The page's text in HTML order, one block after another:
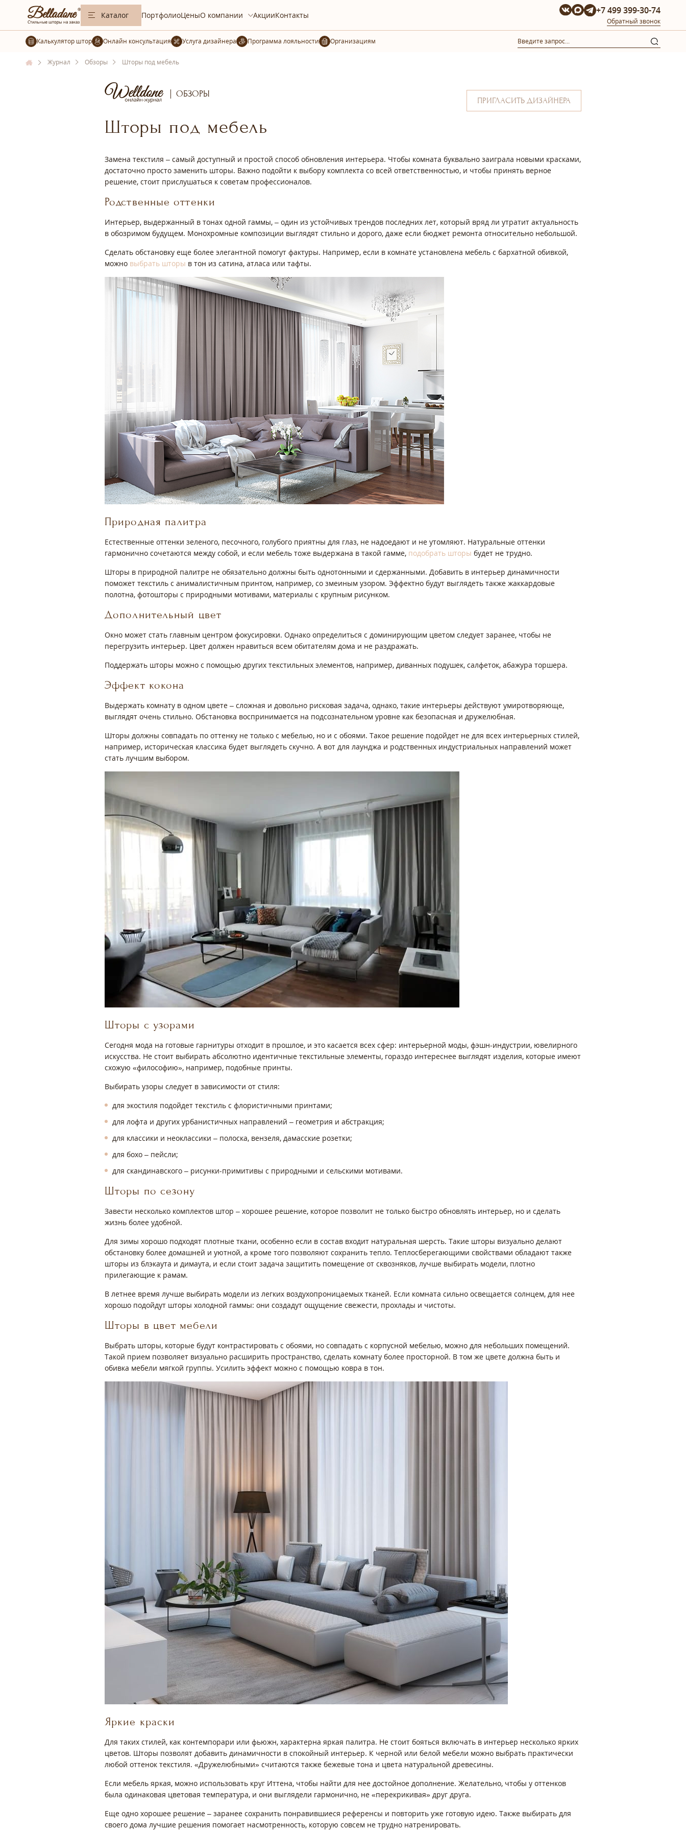
Каталог ПортфолиоЦеныО компании АкцииКонтакты +7 499 399-30-74
Обратный звонок
Калькулятор штор Услуга дизайнера Организациям
Журнал Обзоры Шторы под мебель
ОБЗОРЫ
ПРИГЛАСИТЬ ДИЗАЙНЕРА
Шторы под мебель
Замена текстиля – самый доступный и простой способ обновления интерьера. Чтобы комната буквально заиграла новыми красками,
достаточно просто заменить шторы. Важно подойти к выбору комплекта со всей ответственностью, и чтобы принять верное
решение, стоит прислушаться к советам профессионалов.
Родственные оттенки
Интерьер, выдержанный в тонах одной гаммы, – один из устойчивых трендов последних лет, который вряд ли утратит актуальность
в обозримом будущем. Монохромные композиции выглядят стильно и дорого, даже если бюджет ремонта относительно небольшой.
Сделать обстановку еще более элегантной помогут фактуры. Например, если в комнате установлена мебель с бархатной обивкой,
можно выбрать шторы в тон из сатина, атласа или тафты.
Природная палитра
Естественные оттенки зеленого, песочного, голубого приятны для глаз, не надоедают и не утомляют. Натуральные оттенки
гармонично сочетаются между собой, и если мебель тоже выдержана в такой гамме, подобрать шторы будет не трудно.
Шторы в природной палитре не обязательно должны быть однотонными и сдержанными. Добавить в интерьер динамичности
поможет текстиль с анималистичным принтом, например, со змеиным узором. Эффектно будут выглядеть также жаккардовые
полотна, фотошторы с природными мотивами, материалы с крупным рисунком.
Дополнительный цвет
Окно может стать главным центром фокусировки. Однако определиться с доминирующим цветом следует заранее, чтобы не
перегрузить интерьер. Цвет должен нравиться всем обитателям дома и не раздражать.
Поддержать шторы можно с помощью других текстильных элементов, например, диванных подушек, салфеток, абажура торшера.
Эффект кокона
Выдержать комнату в одном цвете – сложная и довольно рисковая задача, однако, такие интерьеры действуют умиротворяюще,
выглядят очень стильно. Обстановка воспринимается на подсознательном уровне как безопасная и дружелюбная.
Шторы должны совпадать по оттенку не только с мебелью, но и с обоями. Такое решение подойдет не для всех интерьерных стилей,
например, историческая классика будет выглядеть скучно. А вот для лаунджа и родственных индустриальных направлений может
стать лучшим выбором.
Шторы с узорами
Сегодня мода на готовые гарнитуры отходит в прошлое, и это касается всех сфер: интерьерной моды, фэшн-индустрии, ювелирного
искусства. Не стоит выбирать абсолютно идентичные текстильные элементы, гораздо интереснее выглядят изделия, которые имеют
схожую «философию», например, подобные принты.
Выбирать узоры следует в зависимости от стиля:
для экостиля подойдет текстиль с флористичными принтами;
для лофта и других урбанистичных направлений – геометрия и абстракция;
для классики и неоклассики – полоска, вензеля, дамасские розетки;
для бохо – пейсли;
для скандинавского – рисунки-примитивы с природными и сельскими мотивами.
Шторы по сезону
Завести несколько комплектов штор – хорошее решение, которое позволит не только быстро обновлять интерьер, но и сделать
жизнь более удобной.
Для зимы хорошо подходят плотные ткани, особенно если в состав входит натуральная шерсть. Такие шторы визуально делают
обстановку более домашней и уютной, а кроме того позволяют сохранить тепло. Теплосберегающими свойствами обладают также
шторы из блэкаута и димаута, и если стоит задача защитить помещение от сквозняков, лучше выбирать модели, плотно
прилегающие к рамам.
В летнее время лучше выбирать модели из легких воздухопроницаемых тканей. Если комната сильно освещается солнцем, для нее
хорошо подойдут шторы холодной гаммы: они создадут ощущение свежести, прохлады и чистоты.
Шторы в цвет мебели
Выбрать шторы, которые будут контрастировать с обоями, но совпадать с корпусной мебелью, можно для небольших помещений.
Такой прием позволяет визуально расширить пространство, сделать комнату более просторной. В том же цвете должна быть и
обивка мебели мягкой группы. Усилить эффект можно с помощью ковра в тон.
Яркие краски
Для таких стилей, как контемпорари или фьюжн, характерна яркая палитра. Не стоит бояться включать в интерьер несколько ярких
цветов. Шторы позволят добавить динамичности в спокойный интерьер. К черной или белой мебели можно выбрать практически
любой оттенок текстиля. «Дружелюбными» считаются также бежевые тона и цвета натуральной древесины.
Если мебель яркая, можно использовать круг Иттена, чтобы найти для нее достойное дополнение. Желательно, чтобы у оттенков
была одинаковая цветовая температура, и они выглядели гармонично, не «перекрикивая» друг друга.
Еще одно хорошее решение – заранее сохранить понравившиеся референсы и повторить уже готовую идею. Также выбирать для
своего дома лучшие решения помогает насмотренность, которую совсем не трудно натренировать.